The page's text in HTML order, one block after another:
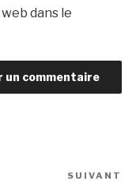
dans le
SUIVANT